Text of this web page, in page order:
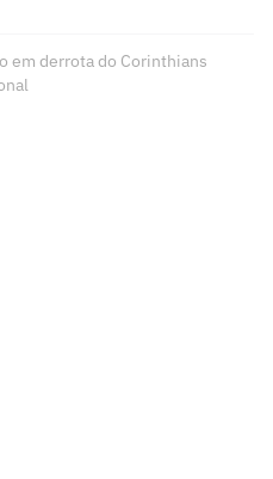
em derrota do Corinthians